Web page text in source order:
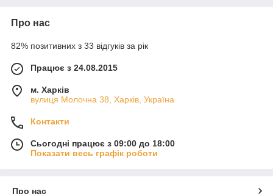
Про нас
82% позитивних з 33 відгуків за рік
Працює з 24.08.2015
м. Харків
вулиця Молочна 38, Харків, Україна
Контакти
Сьогодні працює з 09:00 до 18:00
Показати весь графік роботи
Про нас